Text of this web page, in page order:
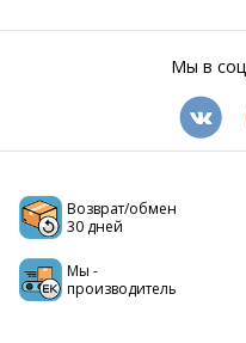
Мы в
Возврат/обмен
30 дней
Мы -
производитель